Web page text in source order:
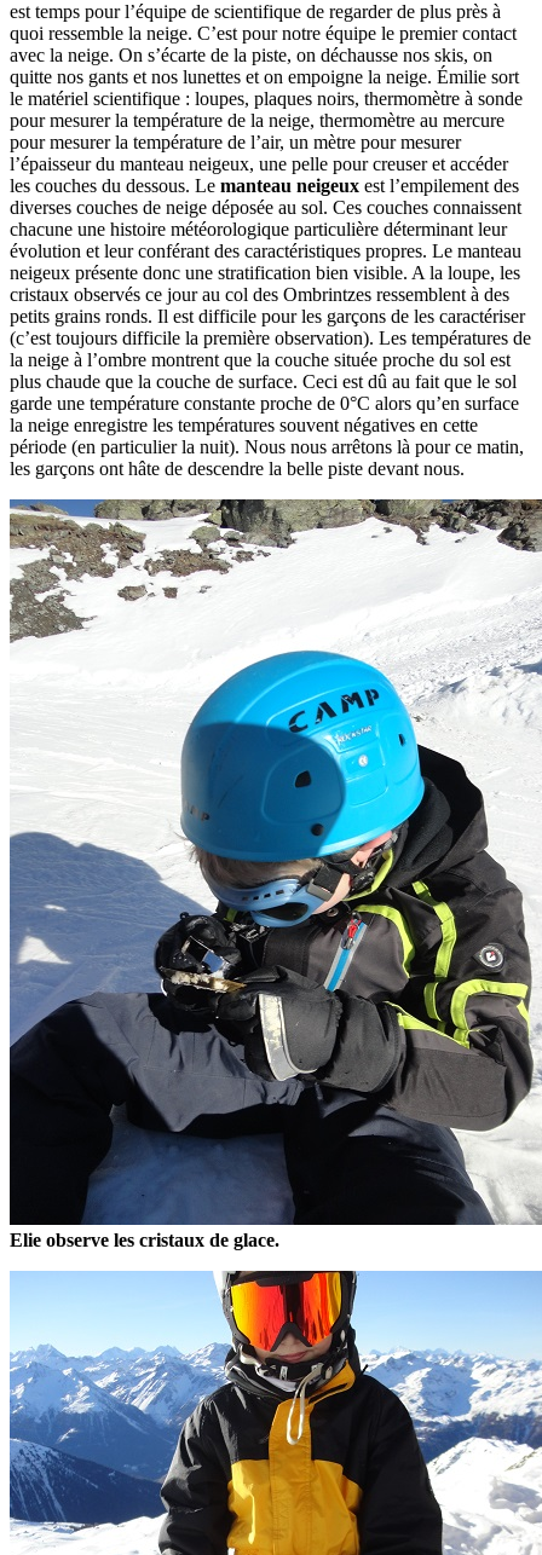
est temps pour l’équipe de scientifique de regarder de plus près à
quoi ressemble la neige. C’est pour notre équipe le premier contact
avec la neige. On s’écarte de la piste, on déchausse nos skis, on
quitte nos gants et nos lunettes et on empoigne la neige. Émilie sort
le matériel scientifique : loupes, plaques noirs, thermomètre à sonde
pour mesurer la température de la neige, thermomètre au mercure
pour mesurer la température de l’air, un mètre pour mesurer
l’épaisseur du manteau neigeux, une pelle pour creuser et accéder
les couches du dessous. Le manteau neigeux est l’empilement des
diverses couches de neige déposée au sol. Ces couches connaissent
chacune une histoire météorologique particulière déterminant leur
évolution et leur conférant des caractéristiques propres. Le manteau
neigeux présente donc une stratification bien visible. A la loupe, les
cristaux observés ce jour au col des Ombrintzes ressemblent à des
petits grains ronds. Il est difficile pour les garçons de les caractériser
(c’est toujours difficile la première observation). Les températures de
la neige à l’ombre montrent que la couche située proche du sol est
plus chaude que la couche de surface. Ceci est dû au fait que le sol
garde une température constante proche de 0°C alors qu’en surface
la neige enregistre les températures souvent négatives en cette
période (en particulier la nuit). Nous nous arrêtons là pour ce matin,
les garçons ont hâte de descendre la belle piste devant nous.
Elie observe les cristaux de glace.